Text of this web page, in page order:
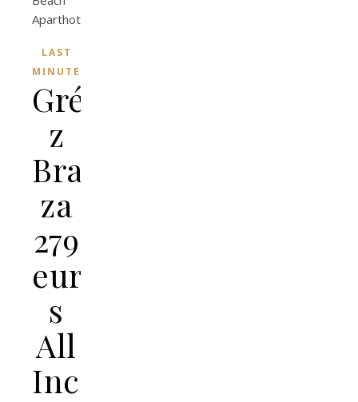
LAST
MINUTE
Grécko
z
Bratislavy
za
279
eur
s
All
Inclusive